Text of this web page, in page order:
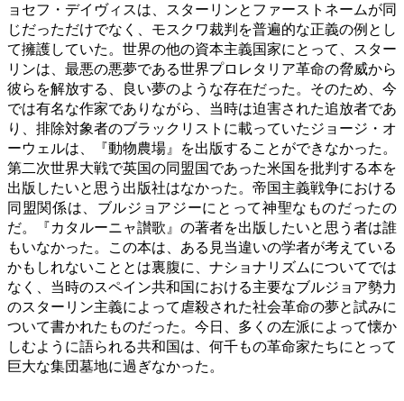
ョセフ・デイヴィスは、スターリンとファーストネームが同
じだっただけでなく、モスクワ裁判を普遍的な正義の例とし
て擁護していた。世界の他の資本主義国家にとって、スター
リンは、最悪の悪夢である世界プロレタリア革命の脅威から
彼らを解放する、良い夢のような存在だった。そのため、今
では有名な作家でありながら、当時は迫害された追放者であ
り、排除対象者のブラックリストに載っていたジョージ・オ
ーウェルは、『動物農場』を出版することができなかった。
第二次世界大戦で英国の同盟国であった米国を批判する本を
出版したいと思う出版社はなかった。帝国主義戦争における
同盟関係は、ブルジョアジーにとって神聖なものだったの
だ。『カタルーニャ讃歌』の著者を出版したいと思う者は誰
もいなかった。この本は、ある見当違いの学者が考えている
かもしれないこととは裏腹に、ナショナリズムについてでは
なく、当時のスペイン共和国における主要なブルジョア勢力
のスターリン主義によって虐殺された社会革命の夢と試みに
ついて書かれたものだった。今日、多くの左派によって懐か
しむように語られる共和国は、何千もの革命家たちにとって
巨大な集団墓地に過ぎなかった。